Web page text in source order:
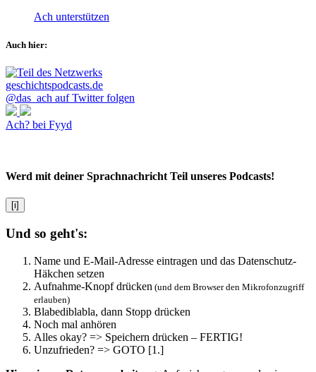
Ach unterstützen
Auch hier:
@das_ach auf Twitter folgen
Ach? bei Fyyd
Werd mit deiner Sprachnachricht Teil unseres Podcasts!
[i]
Und so geht's:
Name und E-Mail-Adresse eintragen und das Datenschutz-
Häkchen setzen
Aufnahme-Knopf drücken (und dem Browser den Mikrofonzugriff
erlauben)
Blabediblabla, dann Stopp drücken
Noch mal anhören
Alles okay? => Speichern drücken – FERTIG!
Unzufrieden? => GOTO [1.]